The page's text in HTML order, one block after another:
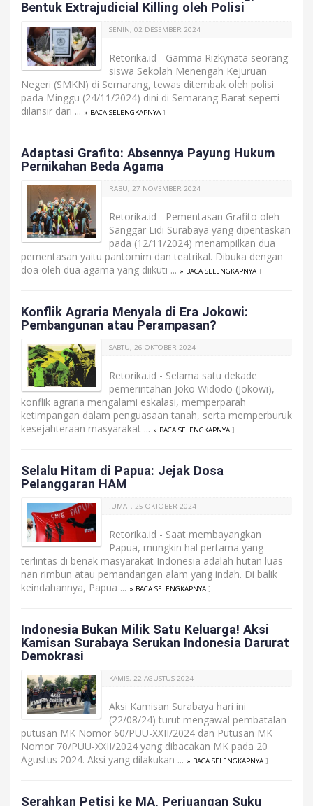
Bentuk Extrajudicial Killing oleh Polisi
SENIN, 02 DESEMBER 2024
Retorika.id - Gamma Rizkynata seorang
siswa Sekolah Menengah Kejuruan
Negeri (SMKN) di Semarang, tewas ditembak oleh polisi
pada Minggu (24/11/2024) dini di Semarang Barat seperti
dilansir dari ... » BACA SELENGKAPNYA ]
Adaptasi Grafito: Absennya Payung Hukum
Pernikahan Beda Agama
RABU, 27 NOVEMBER 2024
Retorika.id - Pementasan Grafito oleh
Sanggar Lidi Surabaya yang dipentaskan
pada (12/11/2024) menampilkan dua
pementasan yaitu pantomim dan teatrikal. Dibuka dengan
doa oleh dua agama yang diikuti ... » BACA SELENGKAPNYA ]
Konflik Agraria Menyala di Era Jokowi:
Pembangunan atau Perampasan?
SABTU, 26 OKTOBER 2024
Retorika.id - Selama satu dekade
pemerintahan Joko Widodo (Jokowi),
konflik agraria mengalami eskalasi, memperparah
ketimpangan dalam penguasaan tanah, serta memperburuk
kesejahteraan masyarakat ... » BACA SELENGKAPNYA ]
Selalu Hitam di Papua: Jejak Dosa
Pelanggaran HAM
JUMAT, 25 OKTOBER 2024
Retorika.id - Saat membayangkan
Papua, mungkin hal pertama yang
terlintas di benak masyarakat Indonesia adalah hutan luas
nan rimbun atau pemandangan alam yang indah. Di balik
keindahannya, Papua ... » BACA SELENGKAPNYA ]
Indonesia Bukan Milik Satu Keluarga! Aksi
Kamisan Surabaya Serukan Indonesia Darurat
Demokrasi
KAMIS, 22 AGUSTUS 2024
Aksi Kamisan Surabaya hari ini
(22/08/24) turut mengawal pembatalan
putusan MK Nomor 60/PUU-XXII/2024 dan Putusan MK
Nomor 70/PUU-XXII/2024 yang dibacakan MK pada 20
Agustus 2024. Aksi yang dilakukan ... » BACA SELENGKAPNYA ]
Serahkan Petisi ke MA, Perjuangan Suku